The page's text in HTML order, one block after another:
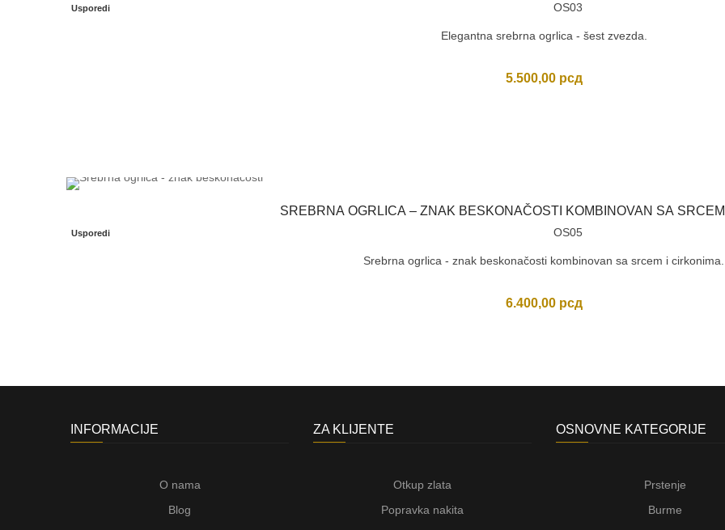
Usporedi OS03
Elegantna srebrna ogrlica - šest zvezda.
5.500,00 рсд
SREBRNA OGRLICA – ZNAK BESKONAČOSTI KOMBINOVAN SA
Usporedi OS05
Srebrna ogrlica - znak beskonačosti kombinovan sa srcem i cirkonima.
6.400,00 рсд
INFORMACIJE
O nama
Blog
ZA KLIJENTE
Otkup zlata
Popravka nakita
OSNOVNE KATEGORIJE
Prstenje
Burme